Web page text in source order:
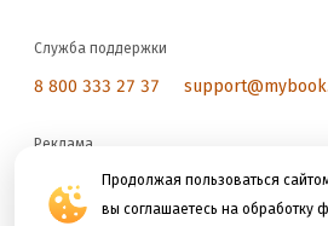
Продолжая пользоваться
вы соглашаетесь на обработку
Служба поддержки
8 800 333 27 37
Реклама
reklama@litres.ru